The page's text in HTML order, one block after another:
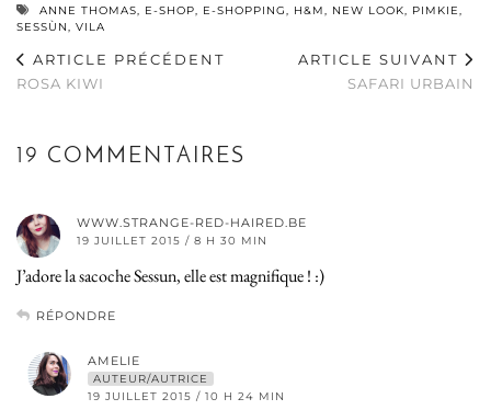
ANNE THOMAS, E-SHOP, E-SHOPPING, H&M, NEW LOOK, PIMKIE,
SESSÙN, VILA
ARTICLE PRÉCÉDENT
ROSA KIWI
ARTICLE SUIVANT
SAFARI URBAIN
19 COMMENTAIRES
WWW.STRANGE-RED-HAIRED.BE
19 JUILLET 2015 / 8 H 30 MIN
J’adore la sacoche Sessun, elle est magnifique ! :)
RÉPONDRE
AMELIE
AUTEUR/AUTRICE
19 JUILLET 2015 / 10 H 24 MIN